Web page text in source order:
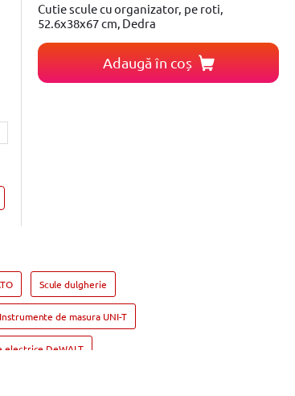
Cutie scule cu organizator, pe roti,
52.6x38x67 cm, Dedra
Adaugă în coș
Scule dulgherie
Instrumente de masura UNI-T
electrice DeWALT